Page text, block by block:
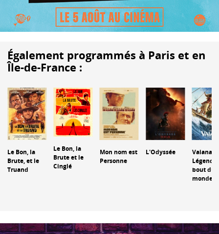
Également programmés à Paris et en
Île-de-France :
Le Bon, la
Brute, et le
Truand
Le Bon, la
Brute et le
Cinglé
Mon nom est
Personne
L'Odyssée
Vaiana :
Légende
bout du
monde